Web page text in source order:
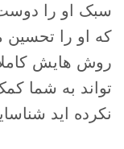
سبک او را
که او را تحسین
روش هایش
تواند به شما
نکرده اید